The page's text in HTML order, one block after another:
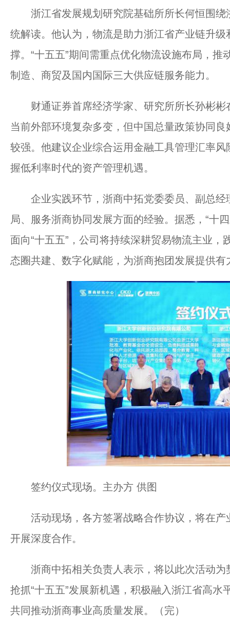
浙江省发展规划研究院基础所所长何恒围绕
统解读。他认为，物流是助力浙江省产业链升级
撑。“十五五”期间需重点优化物流设施布局，
制造、商贸及国内国际三大供应链服务能力。
财通证券首席经济学家、研究所所长孙彬彬
当前外部环境复杂多变，但中国总量政策协同
较强。他建议企业综合运用金融工具管理汇率
握低利率时代的资产管理机遇。
企业实践环节，浙商中拓党委委员、副总经
局、服务浙商协同发展方面的经验。据悉，“十
面向“十五五”，公司将持续深耕贸易物流主业
态圈共建、数字化赋能，为浙商抱团发展提供有
签约仪式现场。主办方 供图
活动现场，各方签署战略合作协议，将在产
开展深度合作。
浙商中拓相关负责人表示，将以此次活动为
抢抓“十五五”发展新机遇，积极融入浙江省高
共同推动浙商事业高质量发展。（完）